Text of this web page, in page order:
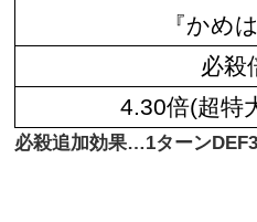
『かめ
必殺
4.30倍(超特
必殺追加効果…1ターン